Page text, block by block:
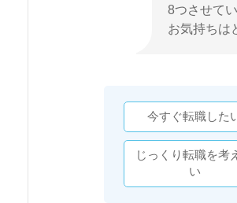
8つさせて
お気持ちは
今すぐ転職した
じっくり転職を考
い